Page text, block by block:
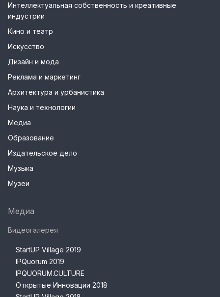
Интеллектуальная собственность и креативные
индустрии
Кино и театр
Искусство
Дизайн и мода
Реклама и маркетинг
Архитектура и урбанистика
Наука и технологии
Медиа
Образование
Издательское дело
Музыка
Музеи
Медиа
Видеогалерея
StartUP Village 2019
IPQuorum 2019
IPQUORUM.CULTURE
Открытые Инновации 2018